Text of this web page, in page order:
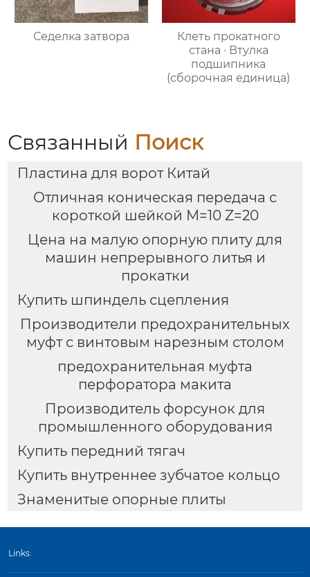
Седелка затвора
Клеть прокатного
стана · Втулка
подшипника
(сборочная единица)
Связанный Поиск
Пластина для ворот Китай
Отличная коническая передача с
короткой шейкой M=10 Z=20
Цена на малую опорную плиту для
машин непрерывного литья и
прокатки
Купить шпиндель сцепления
Производители предохранительных
муфт с винтовым нарезным столом
предохранительная муфта
перфоратора макита
Производитель форсунок для
промышленного оборудования
Купить передний тягач
Купить внутреннее зубчатое кольцо
Знаменитые опорные плиты
Links: